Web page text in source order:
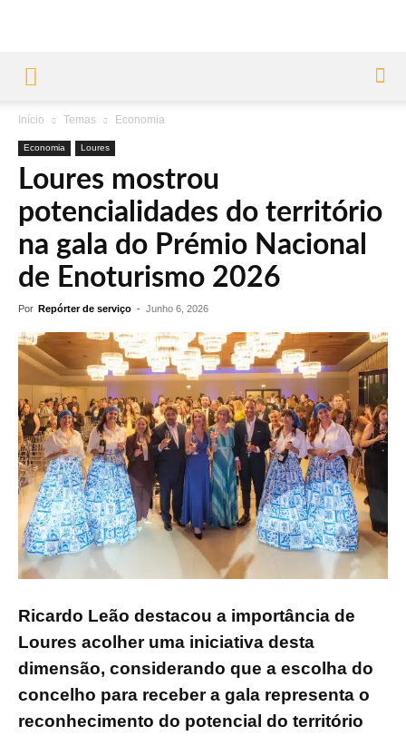
Início Temas Economia
Economia Loures
Loures mostrou
potencialidades do território
na gala do Prémio Nacional
de Enoturismo 2026
Por Repórter de serviço - Junho 6, 2026
Ricardo Leão destacou a importância de
Loures acolher uma iniciativa desta
dimensão, considerando que a escolha do
concelho para receber a gala representa o
reconhecimento do potencial do território